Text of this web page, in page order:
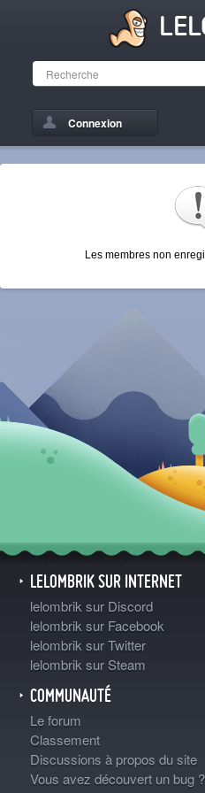
Connexion
Les membres non
LELOMBRIK SUR INTERNET
lelombrik sur Discord
lelombrik sur Facebook
lelombrik sur Twitter
lelombrik sur Steam
COMMUNAUTÉ
Le forum
Classement
Discussions à propos du site
Vous avez découvert un bug ?